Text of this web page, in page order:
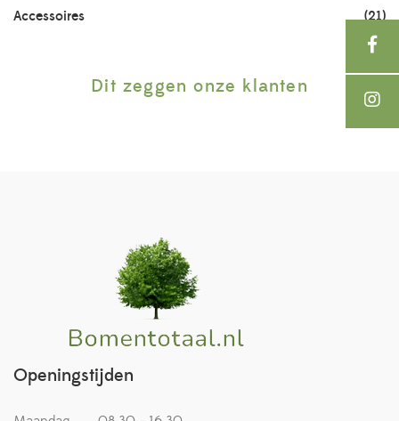
Accessoires (21)
Dit zeggen onze klanten
Openingstijden